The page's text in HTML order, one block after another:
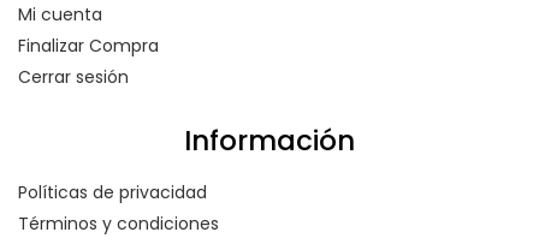
Mi cuenta
Finalizar Compra
Cerrar sesión
Información
Políticas de privacidad
Términos y condiciones